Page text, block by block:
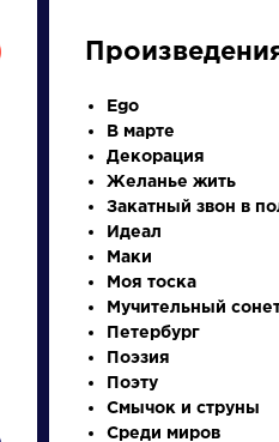
УРОКОВ
Ego
В марте
Декорация
Желанье жить
Закатный звон в
Идеал
Маки
Моя тоска
Мучительный
Петербург
Поэзия
Поэту
Смычок и струны
Среди миров